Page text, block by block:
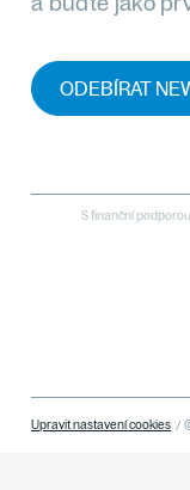
ODEBÍRAT
S finanční podporou
Upravit nastavení cookies /